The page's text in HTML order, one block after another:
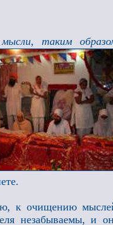
таким
к очищению
незабываемы, и